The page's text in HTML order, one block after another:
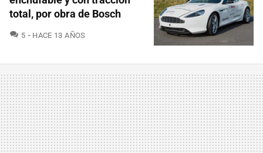
total, por obra de Bosch
5 COMENTARIOS
HACE 13 AÑOS